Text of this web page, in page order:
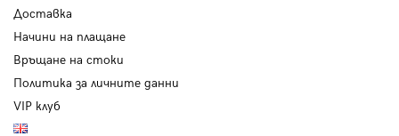
Доставка
Начини на плащане
Връщане на стоки
Политика за личните данни
VIP клуб